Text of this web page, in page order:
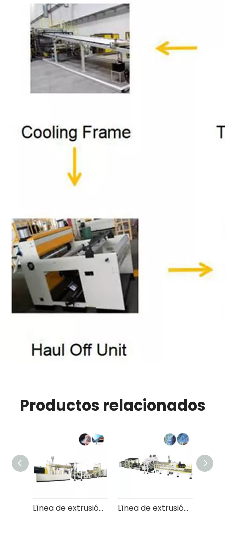
Productos relacionados
Línea de extrusión de hoja óptica PC PMMA Línea de extrusión de película entre capas de vidrio SGP SGP